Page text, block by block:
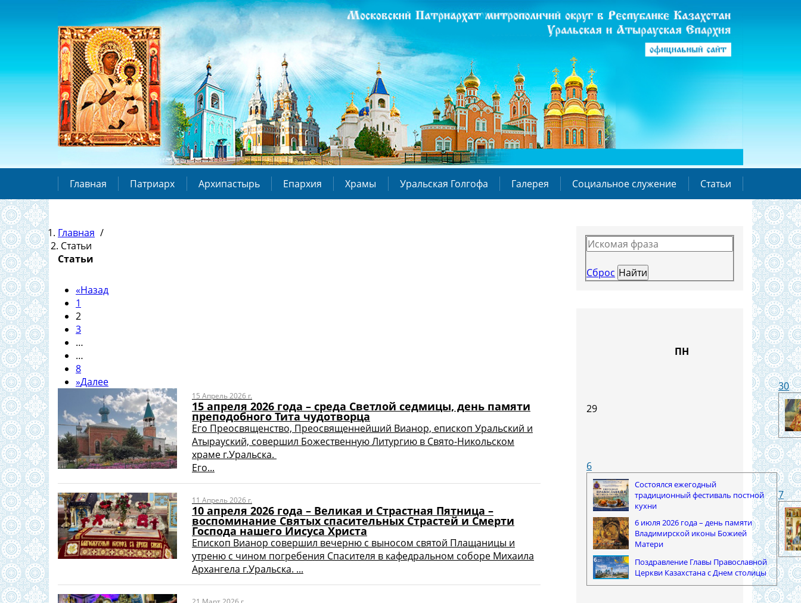
Главная Патриарх Архипастырь Епархия Храмы Уральская Голгофа Галерея Социальное служение Статьи
Главная /
Статьи
Статьи
«Назад
1
2
3
…
…
8
»Далее
15 Апрель 2026 г.
15 апреля 2026 года – среда Светлой седмицы, день памяти
преподобного Тита чудотворца
Его Преосвященство, Преосвященнейший Вианор, епископ Уральский и
Атырауский, совершил Божественную Литургию в Свято-Никольском
храме г.Уральска.
Его...
11 Апрель 2026 г.
10 апреля 2026 года – Великая и Страстная Пятница –
воспоминание Святых спасительных Страстей и Смерти
Господа нашего Иисуса Христа
Епископ Вианор совершил вечерню с выносом святой Плащаницы и
утреню с чином погребения Спасителя в кафедральном соборе Михаила
Архангела г.Уральска. ...
Сброс
ПН
29
30
6
Состоялся ежегодный
традиционный фестиваль постной
кухни
6 июля 2026 года – день памяти
Владимирской иконы Божией
Матери
Поздравление Главы Православной
Церкви Казахстана с Днем столицы
7